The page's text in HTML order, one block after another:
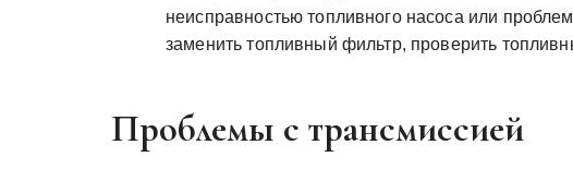
неисправностью топливного насоса или
заменить топливный фильтр, проверить
Проблемы с трансмиссией